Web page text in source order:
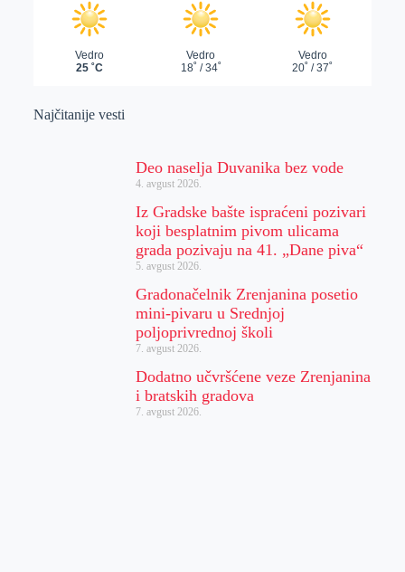
Najčitanije vesti
Deo naselja Duvanika bez vode
4. avgust 2026.
Iz Gradske bašte ispraćeni pozivari
koji besplatnim pivom ulicama
grada pozivaju na 41. „Dane piva“
5. avgust 2026.
Gradonačelnik Zrenjanina posetio
mini-pivaru u Srednjoj
poljoprivrednoj školi
7. avgust 2026.
Dodatno učvršćene veze Zrenjanina
i bratskih gradova
7. avgust 2026.